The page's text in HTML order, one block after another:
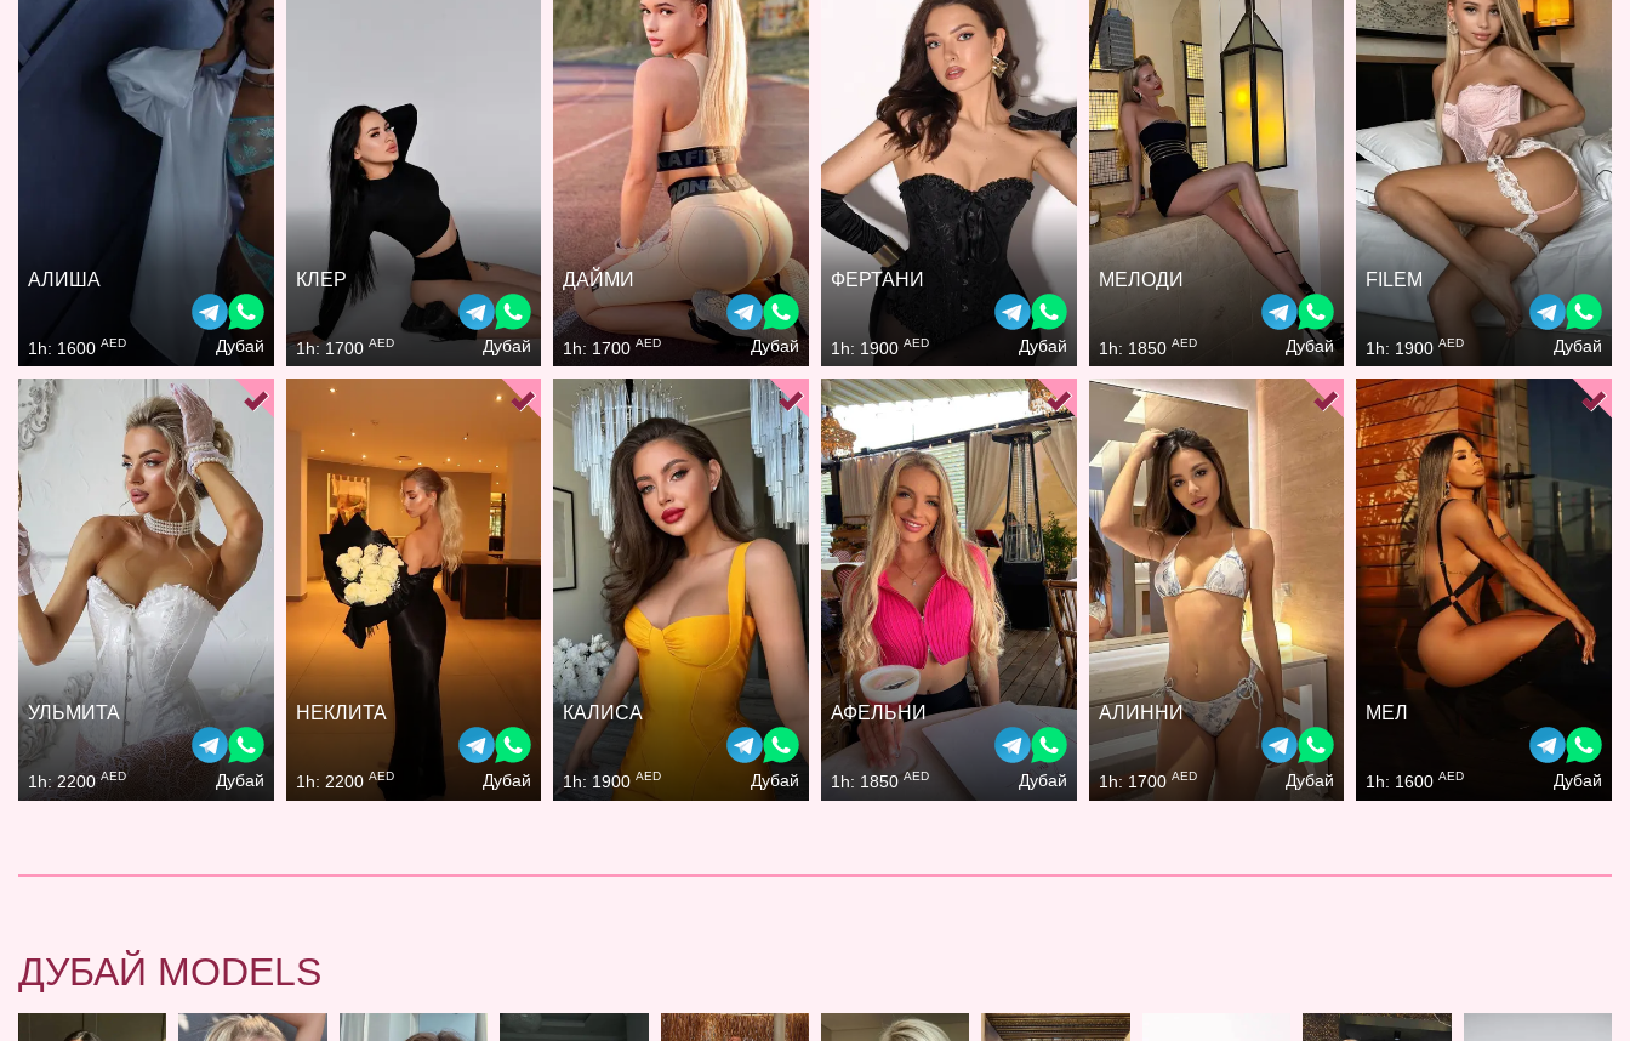
АЛИША
1h: 1600 AED Дубай
КЛЕР
1h: 1700 AED Дубай
ДАЙМИ
1h: 1700AED Дубай
ФЕРТАНИ
1h: 1900 AED Дубай
МЕЛОДИ
1h: 1850 AED Дубай
FILEM
1h: 1900AED Дубай
УЛЬМИТА
1h: 2200AED Дубай
НЕКЛИТА
1h: 2200 AED Дубай
КАЛИСА
1h: 1900AED Дубай
АФЕЛЬНИ
1h: 1850 AED Дубай
АЛИННИ
1h: 1700 AED Дубай
МЕЛ
1h: 1600AED Дубай
ДУБАЙ MODELS